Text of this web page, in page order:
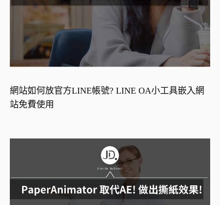
網站如何放官方LINE帳號? LINE OA小工具嵌入網
站免費使用